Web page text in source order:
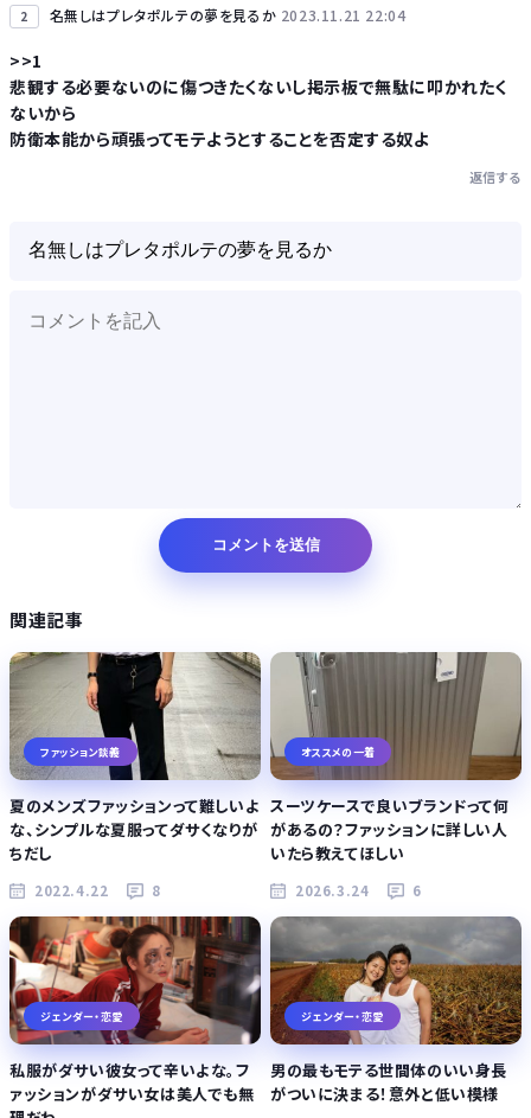
2 名無しはプレタポルテの夢を見るか 2023.11.21 22:04
>>1
悲観する必要ないのに傷つきたくないし掲示板で無駄に叩かれたく
ないから
防衛本能から頑張ってモテようとすることを否定する奴よ
返信する
関連記事
ファッション談義
夏のメンズファッションって難しいよ
な、シンプルな夏服ってダサくなりが
ちだし
2022.4.22 8
オススメの一着
スーツケースで良いブランドって何
があるの？ファッションに詳しい人
いたら教えてほしい
2026.3.24 6
ジェンダー・恋愛
私服がダサい彼女って辛いよな。フ
ァッションがダサい女は美人でも無
ジェンダー・恋愛
男の最もモテる世間体のいい身長
がついに決まる！意外と低い模様